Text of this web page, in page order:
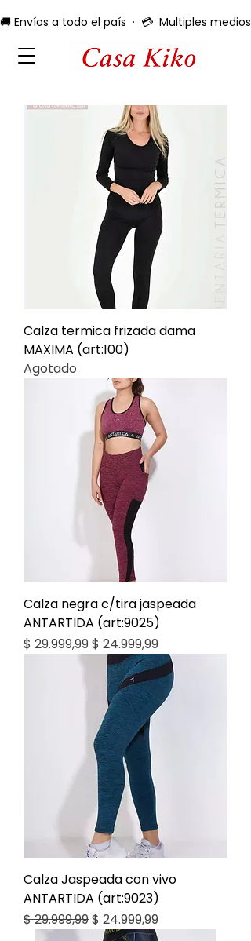
🚚 Envíos a todo el país  ·  💳  Multiples
Calza termica frizada dama
MAXIMA (art:100)
Agotado
Calza negra c/tira jaspeada
ANTARTIDA (art:9025)
Precio
$ 29.999,99Precio de oferta
$ 24.999,99
Calza Jaspeada con vivo
ANTARTIDA (art:9023)
Precio
$ 29.999,99Precio de oferta
$ 24.999,99